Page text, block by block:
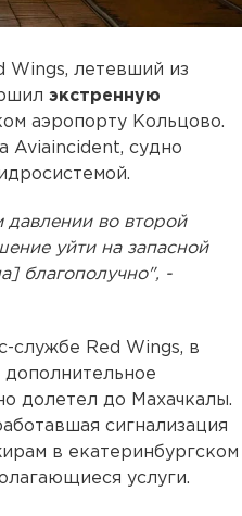
Wings, летевший из
экстренную
аэропорту Кольцово.
Aviaincident, судно
во второй
уйти на запасной
благополучно", -
службе Red Wings, в
долетел до Махачкалы.
сигнализация
в екатеринбургском
услуги.